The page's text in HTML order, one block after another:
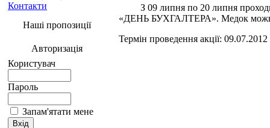
Контакти
Наші пропозиції
Авторизація
Користувач
Пароль
Запам'ятати мене
З 09 липня по 20 липня
«ДЕНЬ БУХГАЛТЕРА». Медок
Термін проведення акції: